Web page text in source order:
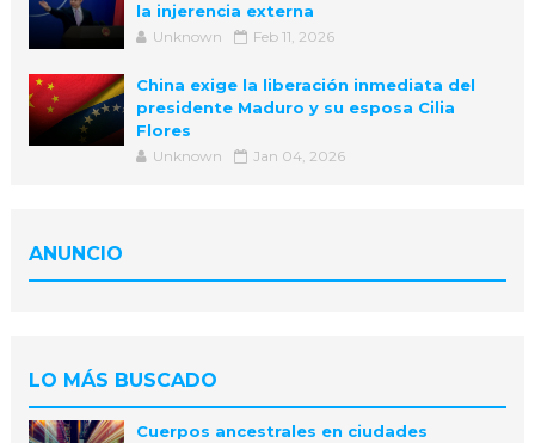
la injerencia externa
Unknown Feb 11, 2026
China exige la liberación inmediata del
presidente Maduro y su esposa Cilia
Flores
Unknown Jan 04, 2026
ANUNCIO
LO MÁS BUSCADO
Cuerpos ancestrales en ciudades